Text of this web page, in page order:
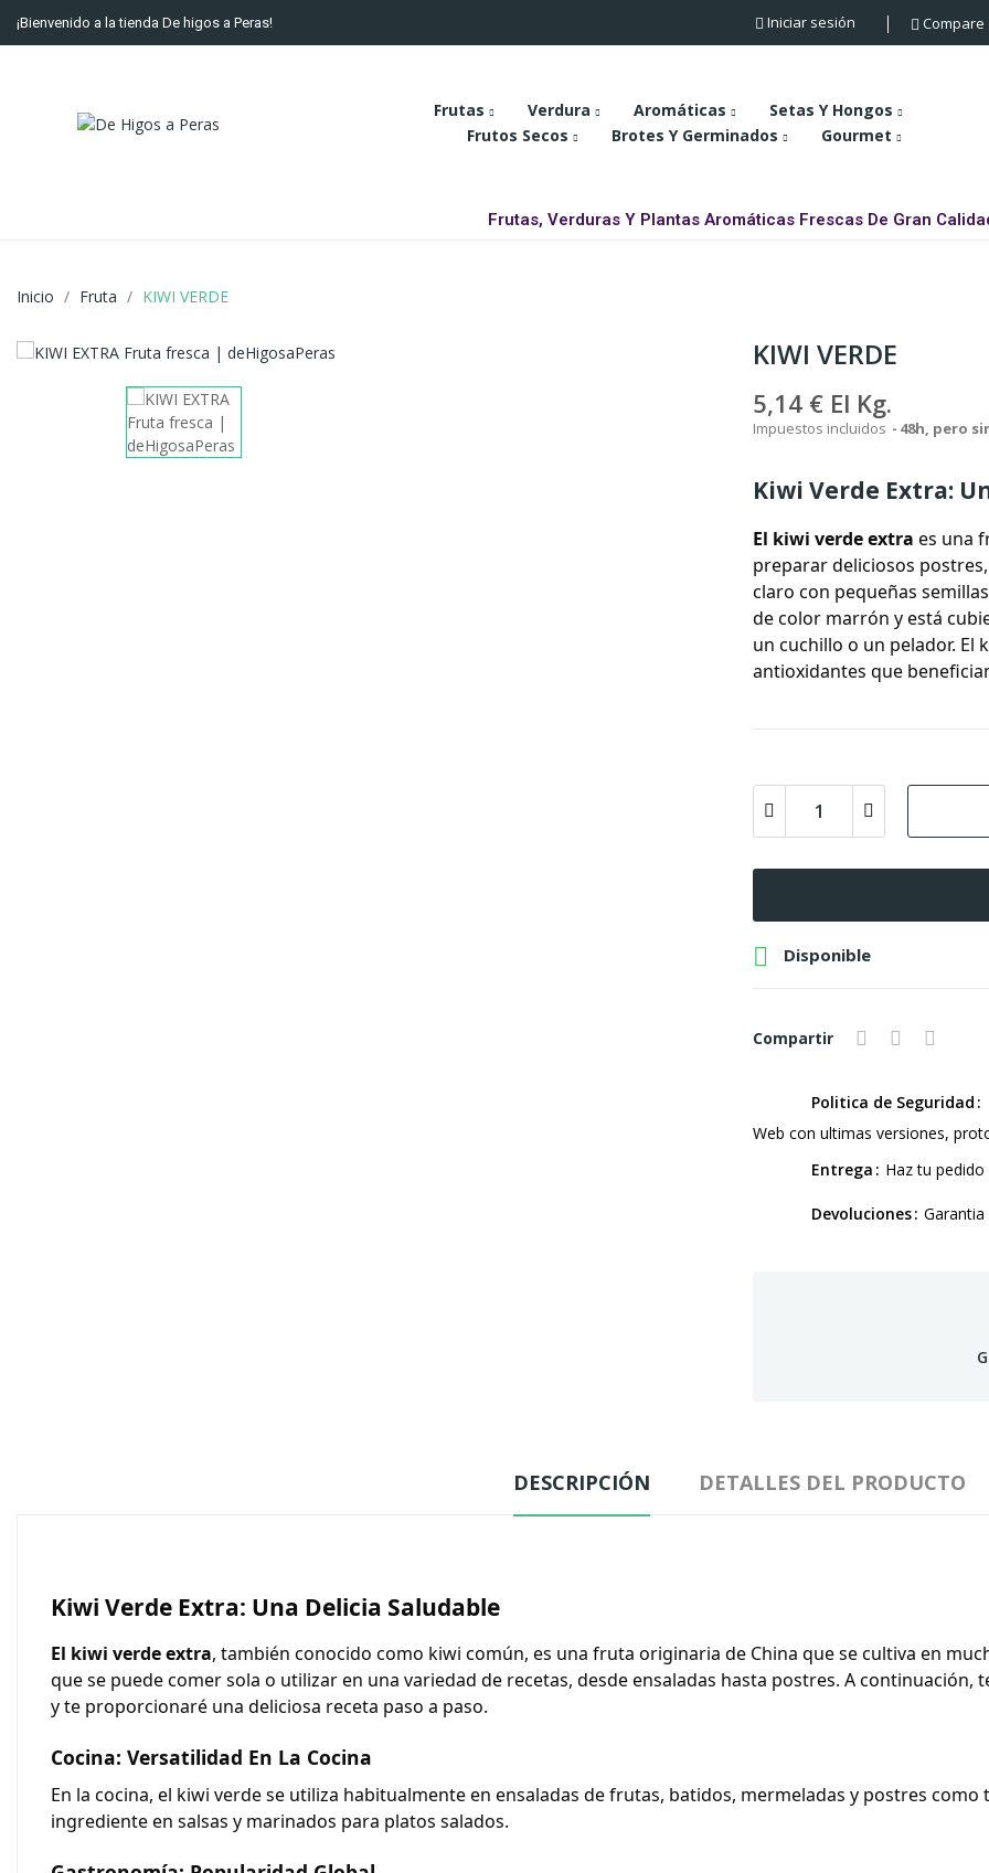
¡Bienvenido a la tienda De higos a Peras! Iniciar sesión Compare
Frutas Verdura Aromáticas
Setas Y Hongos
Frutos Secos
Brotes Y Germinados Gourmet
Frutas, Verduras Y Plantas Aromáticas Frescas De Gran
Inicio Fruta KIWI VERDE
KIWI VERDE
5,14 € El Kg.
Impuestos incluidos 48h, pero
Kiwi Verde Extra:
El kiwi verde extra es una
preparar deliciosos
claro con pequeñas
de color marrón y está
un cuchillo o un pelador. El
antioxidantes que
 Disponible
Compartir
Politica de Seguridad
Web con ultimas versiones,
Entrega
Haz tu
Devoluciones
DESCRIPCIÓN DETALLES DEL PRODUCTO
Kiwi Verde Extra: Una Delicia Saludable
El kiwi verde extra, también conocido como kiwi común, es una fruta originaria de China que se cultiva en
que se puede comer sola o utilizar en una variedad de recetas, desde ensaladas hasta postres. A
y te proporcionaré una deliciosa receta paso a paso.
Cocina: Versatilidad En La Cocina
En la cocina, el kiwi verde se utiliza habitualmente en ensaladas de frutas, batidos, mermeladas y postres
ingrediente en salsas y marinados para platos salados.